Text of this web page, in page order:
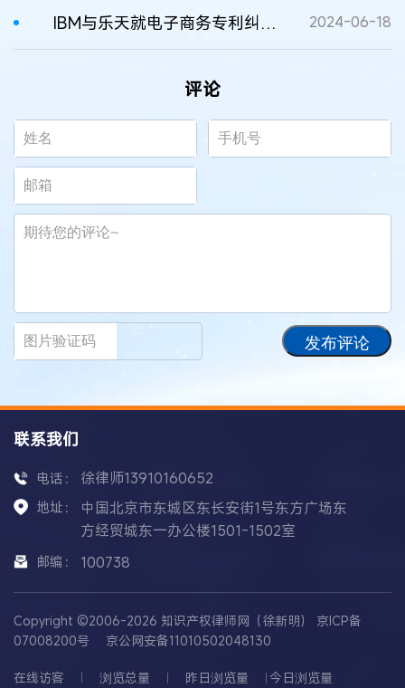
IBM与乐天就电子商务专利纠纷达成和解 2024-06-18
评论
发布评论
联系我们
电话： 徐律师13910160652
地址：
中国北京市东城区东长安街1号东方广场东
方经贸城东一办公楼1501-1502室
邮编： 100738
Copyright ©2006-2026 知识产权律师网（徐新明） 京ICP备
07008200号
京公网安备11010502048130
在线访客 浏览总量 昨日浏览量 今日浏览量